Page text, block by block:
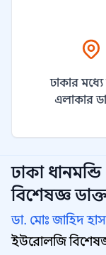
ঢাকার
এলাকার
ঢাকা ধানমন্ডি
বিশেষজ্ঞ
ডা. মোঃ জাহিদ
ইউরোলজি